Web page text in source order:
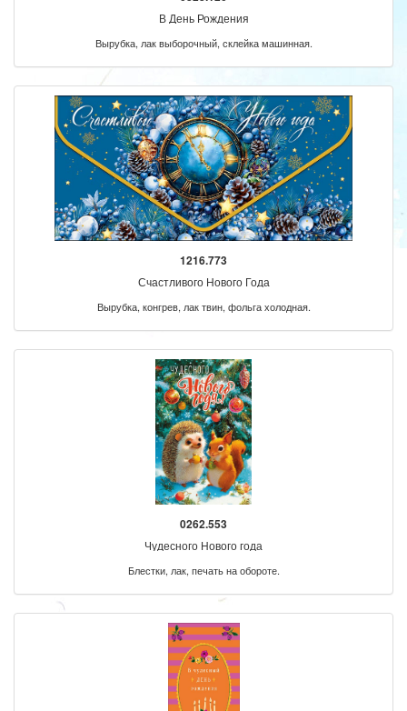
В День Рождения
Вырубка, лак выборочный, склейка машинная.
1216.773
Счастливого Нового Года
Вырубка, конгрев, лак твин, фольга холодная.
0262.553
Чудесного Нового года
Блестки, лак, печать на обороте.